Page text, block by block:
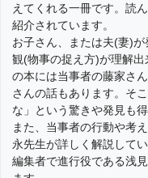
えてくれる一冊です。読
紹介されています。
お子さん、または夫(妻)
観(物事の捉え方)が理解
の本には当事者の藤家さ
さんの話もあります。そ
な」という驚きや発見も得
また、当事者の行動や考
永先生が詳しく解説して
編集者で進行役である浅